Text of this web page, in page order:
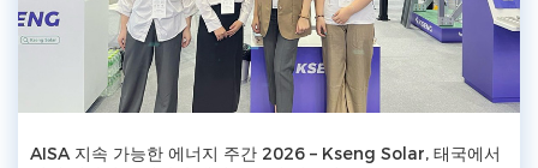
AISA 지속 가능한 에너지 주간 2026 – Kseng Solar, 태국에서